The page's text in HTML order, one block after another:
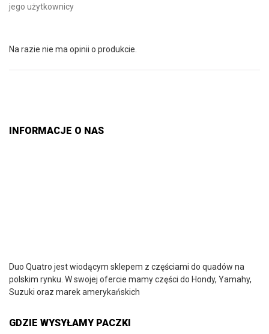
jego użytkownicy
Na razie nie ma opinii o produkcie.
INFORMACJE O NAS
Duo Quatro jest wiodącym sklepem z częściami do quadów na
polskim rynku. W swojej ofercie mamy części do Hondy, Yamahy,
Suzuki oraz marek amerykańskich
GDZIE WYSYŁAMY PACZKI